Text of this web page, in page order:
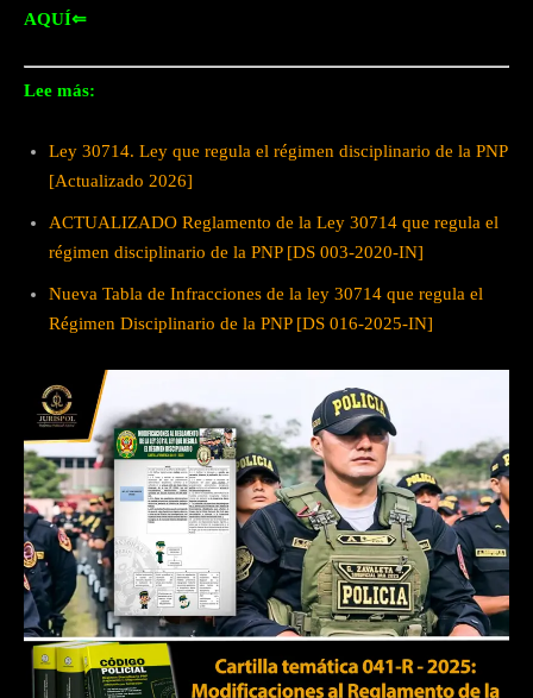
AQUÍ⇐
Lee más:
Ley 30714. Ley que regula el régimen disciplinario de la PNP
[Actualizado 2026]
ACTUALIZADO Reglamento de la Ley 30714 que regula el
régimen disciplinario de la PNP [DS 003-2020-IN]
Nueva Tabla de Infracciones de la ley 30714 que regula el
Régimen Disciplinario de la PNP [DS 016-2025-IN]